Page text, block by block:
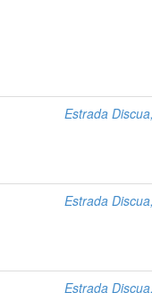
Estrada
Estrada
Estrada